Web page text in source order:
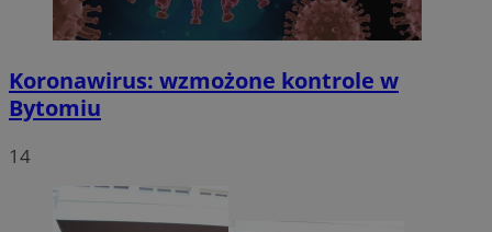
Koronawirus: wzmożone kontrole w
Bytomiu
14